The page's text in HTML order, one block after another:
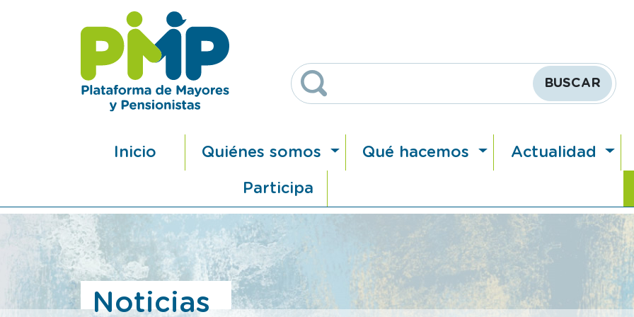
Navegación principal
Inicio Quiénes somos Qué hacemos Actualidad
Participa
Noticias